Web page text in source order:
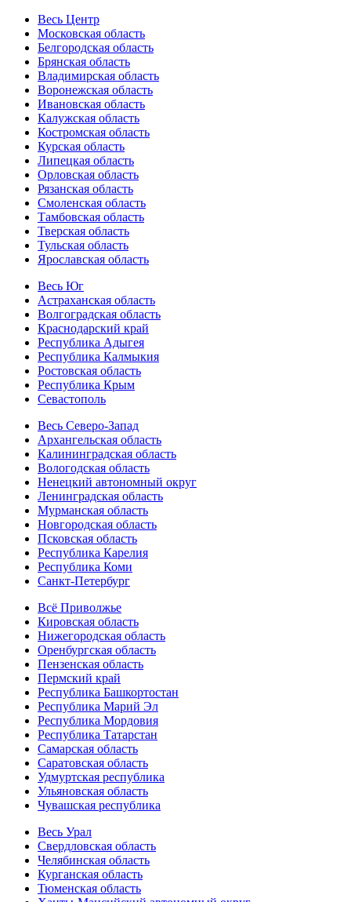
Весь Центр
Московская область
Белгородская область
Брянская область
Владимирская область
Воронежская область
Ивановская область
Калужская область
Костромская область
Курская область
Липецкая область
Орловская область
Рязанская область
Смоленская область
Тамбовская область
Тверская область
Тульская область
Ярославская область
Весь Юг
Астраханская область
Волгоградская область
Краснодарский край
Республика Адыгея
Республика Калмыкия
Ростовская область
Республика Крым
Севастополь
Весь Северо-Запад
Архангельская область
Калининградская область
Вологодская область
Ненецкий автономный округ
Ленинградская область
Мурманская область
Новгородская область
Псковская область
Республика Карелия
Республика Коми
Санкт-Петербург
Всё Приволжье
Кировская область
Нижегородская область
Оренбургская область
Пензенская область
Пермский край
Республика Башкортостан
Республика Марий Эл
Республика Мордовия
Республика Татарстан
Самарская область
Саратовская область
Удмуртская республика
Ульяновская область
Чувашская республика
Весь Урал
Свердловская область
Челябинская область
Курганская область
Тюменская область